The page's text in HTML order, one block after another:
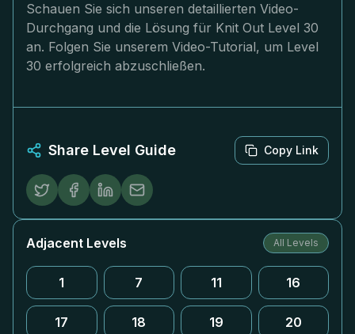
Schauen Sie sich unseren detaillierten Video-
Durchgang und die Lösung für Knit Out Level 30
an. Folgen Sie unserem Video-Tutorial, um Level
30 erfolgreich abzuschließen.
Share Level Guide Copy Link
Adjacent Levels All Levels
1 7 11 16
17 18 19 20